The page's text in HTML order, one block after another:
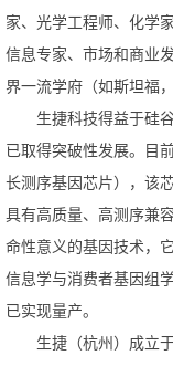
家、光学工程师、化学
信息专家、市场和商业
界一流学府（如斯坦福
生捷科技得益于硅
已取得突破性发展。目
长测序基因芯片），该
具有高质量、高测序兼
命性意义的基因技术，
信息学与消费者基因组
已实现量产。
生捷（杭州）成立